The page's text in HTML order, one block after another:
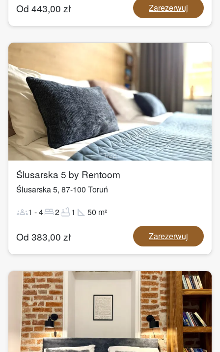
Od 443,00 zł Zarezerwuj
1/22
Ślusarska 5 by Rentoom
Ślusarska 5, 87-100 Toruń
groups1 -4bed2bathtub1 square_foot 50 m²
Od 383,00 zł Zarezerwuj